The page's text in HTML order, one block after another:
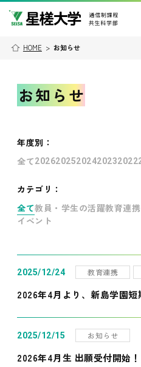
HOME > お知らせ
お知らせ
年度別 ：
全て20262025202420232022
カテゴリ：
全て教員・学生の活躍教育連携
イベント
2025/12/24 教育連携
2026年4月より、新島学園
2025/12/15 お知らせ
2026年4月生 出願受付開始！